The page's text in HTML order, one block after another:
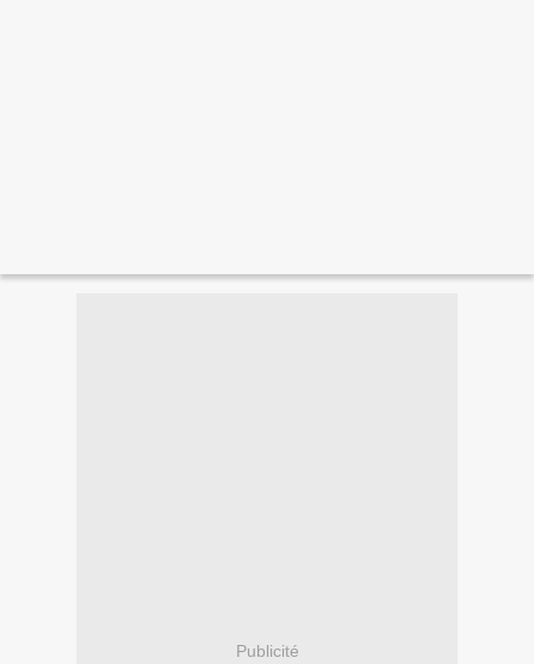
Publicité